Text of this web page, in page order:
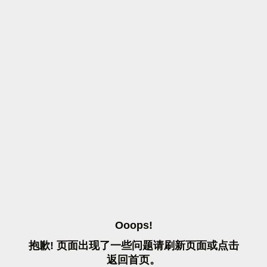
OOOPS!
抱歉! 页面出现了一些问题请刷 新页面或点击
返 回首页。